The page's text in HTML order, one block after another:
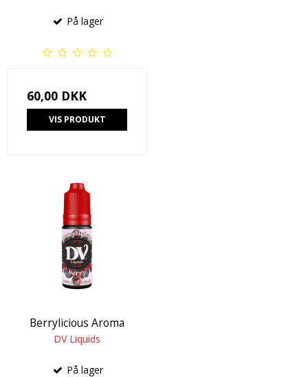
På lager
60,00 DKK
VIS PRODUKT
Berrylicious Aroma
DV Liquids
På lager